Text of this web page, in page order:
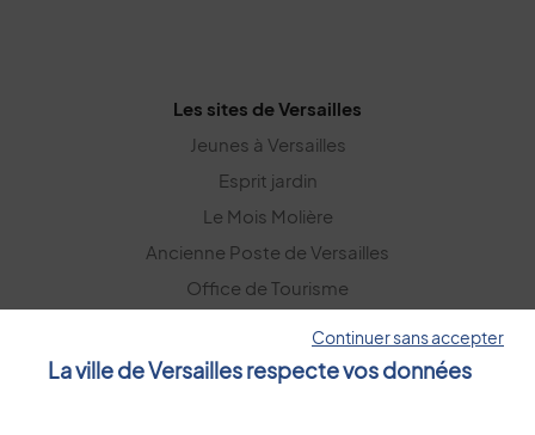
Les sites de Versailles
Jeunes à Versailles
Esprit jardin
Le Mois Molière
Ancienne Poste de Versailles
Office de Tourisme
Continuer sans accepter
La ville de Versailles respecte vos données